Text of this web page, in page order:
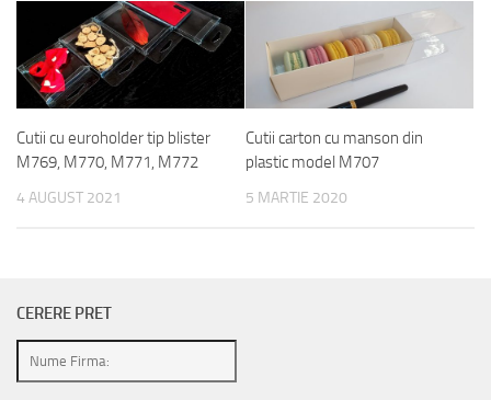
Cutii cu euroholder tip blister
M769, M770, M771, M772
4 AUGUST 2021
Cutii carton cu manson din
plastic model M707
5 MARTIE 2020
CERERE PRET